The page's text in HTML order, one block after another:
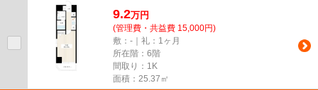
9.2万円
(管理費・共益費 15,000円)
敷：-｜礼：1ヶ月
所在階：6階
間取り：1K
面積：25.37㎡